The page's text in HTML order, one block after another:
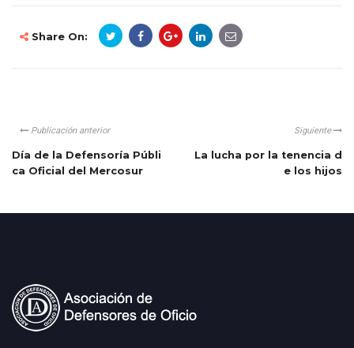
Share On:
Publicación anterior
Día de la Defensoría Públi
ca Oficial del Mercosur
Siguiente
La lucha por la tenencia d
e los hijos